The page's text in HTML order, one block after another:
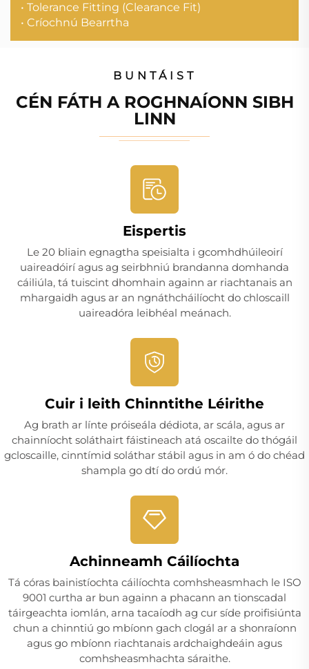
• Tolerance Fitting (Clearance Fit)
• Críochnú Bearrtha
BUNTÁIST
CÉN FÁTH A ROGHNAÍONN SIBH
LINN
Eispertis
Le 20 bliain egnagtha speisialta i gcomhdhúileoirí
uaireadóirí agus ag seirbhniú brandanna domhanda
cáiliúla, tá tuiscint dhomhain againn ar riachtanais an
mhargaidh agus ar an ngnáthcháilíocht do chloscaill
uaireadóra leibhéal meánach.
Cuir i leith Chinntithe Léirithe
Ag brath ar línte próiseála dédiota, ar scála, agus ar
chainníocht soláthairt fáistineach atá oscailte do thógáil
gcloscaille, cinntímid soláthar stábil agus in am ó do chéad
shampla go dtí do ordú mór.
Achinneamh Cáilíochta
Tá córas bainistíochta cáilíochta comhsheasmhach le ISO
9001 curtha ar bun againn a phacann an tionscadal
táirgeachta iomlán, arna tacaíodh ag cur síde proifisiúnta
chun a chinntiú go mbíonn gach clogál ar a shonraíonn
agus go mbíonn riachtanais ardchaighdeáin agus
comhsheasmhachta sáraithe.